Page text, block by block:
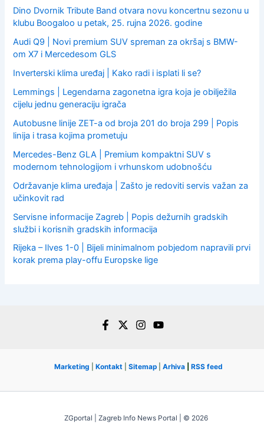
Dino Dvornik Tribute Band otvara novu koncertnu sezonu u
klubu Boogaloo u petak, 25. rujna 2026. godine
Audi Q9 | Novi premium SUV spreman za okršaj s BMW-
om X7 i Mercedesom GLS
Inverterski klima uređaj | Kako radi i isplati li se?
Lemmings | Legendarna zagonetna igra koja je obilježila
cijelu jednu generaciju igrača
Autobusne linije ZET-a od broja 201 do broja 299 | Popis
linija i trasa kojima prometuju
Mercedes-Benz GLA | Premium kompaktni SUV s
modernom tehnologijom i vrhunskom udobnošću
Održavanje klima uređaja | Zašto je redoviti servis važan za
učinkovit rad
Servisne informacije Zagreb | Popis dežurnih gradskih
službi i korisnih gradskih informacija
Rijeka – Ilves 1-0 | Bijeli minimalnom pobjedom napravili prvi
korak prema play-offu Europske lige
Marketing Kontakt Sitemap Arhiva RSS feed
ZGportal | Zagreb Info News Portal | © 2026